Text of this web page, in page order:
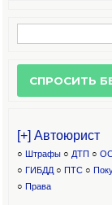
Форма
[+] Автоюрист
○ Штрафы ○ ДТП ○
○ ГИБДД ○ ПТС ○
○ Права